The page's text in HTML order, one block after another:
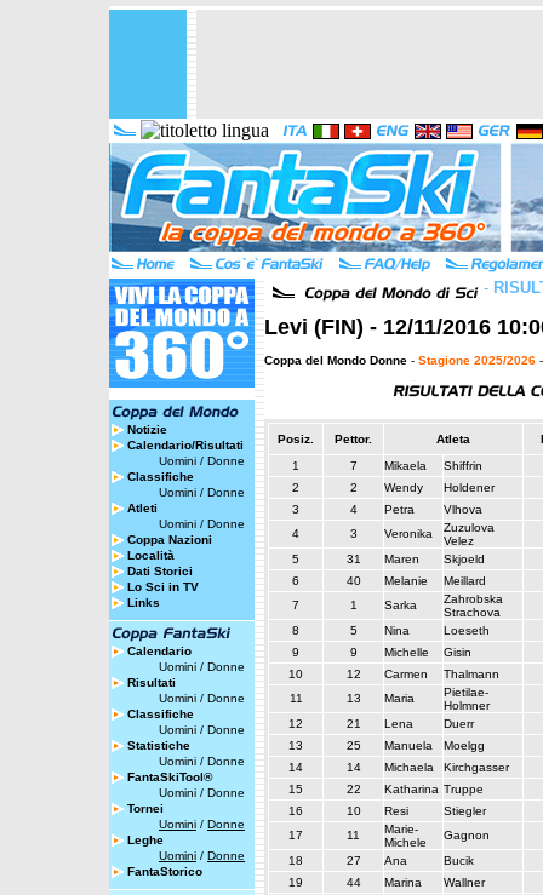
Notizie
Calendario/Risultati
Uomini / Donne
Classifiche
Uomini / Donne
Atleti
Uomini / Donne
Coppa Nazioni
Località
Dati Storici
Lo Sci in TV
Links
Calendario
Uomini / Donne
Risultati
Uomini / Donne
Classifiche
Uomini / Donne
Statistiche
Uomini / Donne
FantaSkiTool®
Uomini / Donne
Tornei
Uomini / Donne
Leghe
Uomini / Donne
FantaStorico
-
Levi (FIN) - 12/11/2016
Coppa del Mondo Donne - Stagione 2025/2026
Posiz. Pettor. Atleta
1
7 Mikaela
Shiffrin
2
2 Wendy
Holdener
3
4 Petra
Vlhova
4
3 Veronika
Zuzulova
Velez
5
31 Maren
Skjoeld
6
40 Melanie
Meillard
7
1 Sarka
Zahrobska
Strachova
8
5 Nina
Loeseth
9
9 Michelle
Gisin
10
12 Carmen
Thalmann
11
13 Maria
Pietilae-
Holmner
12
21 Lena
Duerr
13
25 Manuela
Moelgg
14
14 Michaela
Kirchgasser
15
22 Katharina Truppe
16
10 Resi
Stiegler
17
11
Marie-
Michele
Gagnon
18
27 Ana
Bucik
19
44 Marina
Wallner